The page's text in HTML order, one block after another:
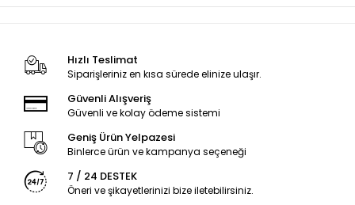
Hızlı Teslimat
Siparişleriniz en kısa sürede elinize ulaşır.
Güvenli Alışveriş
Güvenli ve kolay ödeme sistemi
Geniş Ürün Yelpazesi
Binlerce ürün ve kampanya seçeneği
7 / 24 DESTEK
Öneri ve şikayetlerinizi bize iletebilirsiniz.